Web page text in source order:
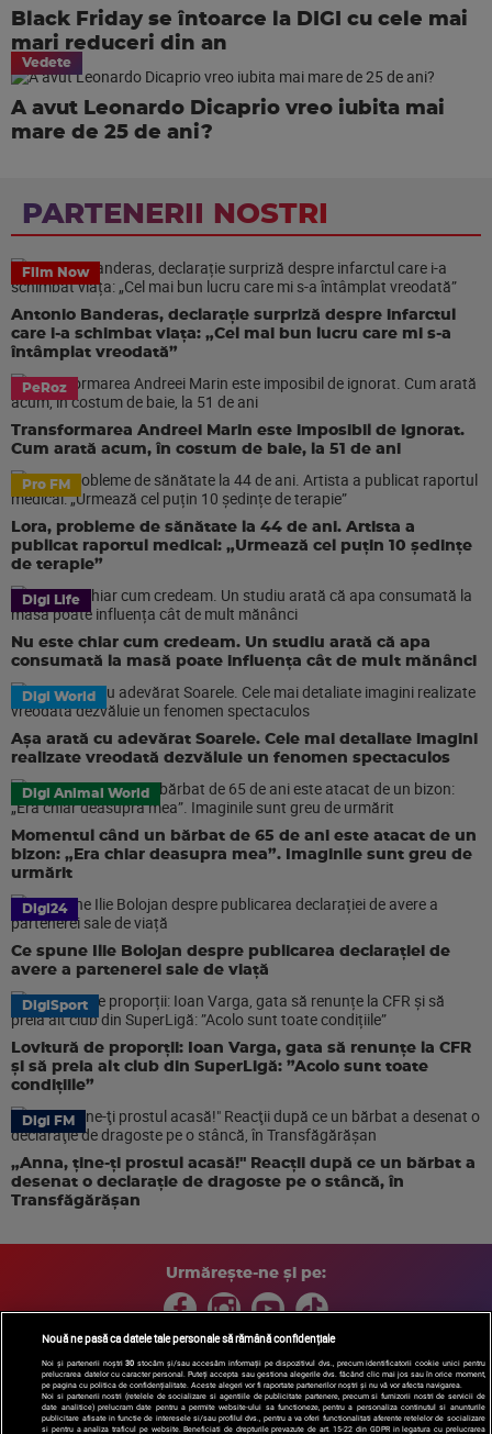
Black Friday se întoarce la DIGI cu cele mai
mari reduceri din an
Vedete
A avut Leonardo Dicaprio vreo iubita mai
mare de 25 de ani?
PARTENERII NOSTRI
Film Now
Antonio Banderas, declarație surpriză despre infarctul
care i-a schimbat viața: „Cel mai bun lucru care mi s-a
întâmplat vreodată”
PeRoz
Transformarea Andreei Marin este imposibil de ignorat.
Cum arată acum, în costum de baie, la 51 de ani
Pro FM
Lora, probleme de sănătate la 44 de ani. Artista a
publicat raportul medical: „Urmează cel puțin 10 ședințe
de terapie”
Digi Life
Nu este chiar cum credeam. Un studiu arată că apa
consumată la masă poate influența cât de mult mănânci
Digi World
Așa arată cu adevărat Soarele. Cele mai detaliate imagini
realizate vreodată dezvăluie un fenomen spectaculos
Digi Animal World
Momentul când un bărbat de 65 de ani este atacat de un
bizon: „Era chiar deasupra mea”. Imaginile sunt greu de
urmărit
Digi24
Ce spune Ilie Bolojan despre publicarea declarației de
avere a partenerei sale de viață
DigiSport
Lovitură de proporții: Ioan Varga, gata să renunțe la CFR
și să preia alt club din SuperLigă: ”Acolo sunt toate
condițiile”
Digi FM
„Anna, ţine-ţi prostul acasă!" Reacţii după ce un bărbat a
desenat o declaraţie de dragoste pe o stâncă, în
Transfăgărăşan
Urmărește-ne și pe:
Copyright © 2026 / DIGI ROMANIA S.A.
Arhiva
Comunicate de presă Politica de confidentialitate
Termeni
si conditii
Gestionați preferințele| Contact/Info Codul etic
Nouă ne pasă ca datele tale personale să rămână confidențiale
Noi și partenerii noștri30 stocăm și/sau accesăm informații pe dispozitivul dvs., precum identificatorii cookie unici pentru
prelucrarea datelor cu caracter personal. Puteți accepta sau gestiona alegerile dvs. făcând clic mai jos sau în orice moment,
pe pagina cu politica de confidențialitate. Aceste alegeri vor fi raportate partenerilor noștri și nu vă vor afecta navigarea.
Noi si partenerii nostri (retelele de socializare si agentiile de publicitate partenere, precum si furnizorii nostri de servicii de
date analitice) prelucram date pentru a permite website-ului sa functioneze, pentru a personaliza continutul si anunturile
publicitare afisate in functie de interesele si/sau profilul dvs., pentru a va oferi functionalitati aferente retelelor de socializare
si pentru a analiza traficul pe website. Beneficiati de drepturile prevazute de art. 15-22 din GDPR in legatura cu prelucrarea